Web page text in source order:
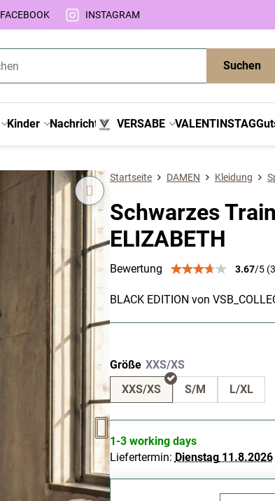
FACEBOOK INSTAGRAM
Suchen
Kinder Nachricht VERSABE VALENTINSTAG
Startseite DAMEN Kleidung
Schwarzes
ELIZABETH
Bewertung 3.67/5(3
BLACK EDITION von
Größe
XXS/XS
S/M L/XL
1-3 working days
Liefertermin: Dienstag11.8.2026